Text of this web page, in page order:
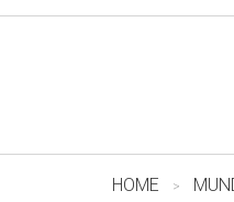
HOME